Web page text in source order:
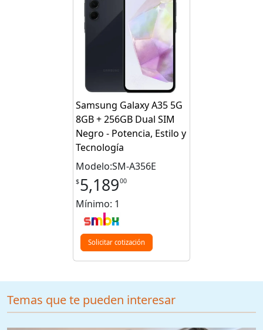
Samsung Galaxy A35 5G
8GB + 256GB Dual SIM
Negro - Potencia, Estilo y
Tecnología
Modelo:SM-A356E
$5,18900
Mínimo: 1
Solicitar cotización
Temas que te pueden interesar